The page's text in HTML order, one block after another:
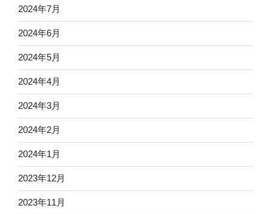
2024年7月
2024年6月
2024年5月
2024年4月
2024年3月
2024年2月
2024年1月
2023年12月
2023年11月